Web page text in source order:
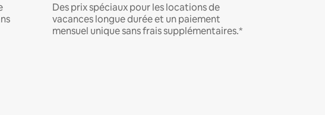
Des prix spéciaux pour les locations de
vacances longue durée et un paiement
mensuel unique sans frais supplémentaires.*